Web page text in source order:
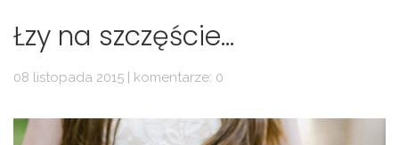
Łzy na szczęście...
08 listopada 2015 | komentarze: 0